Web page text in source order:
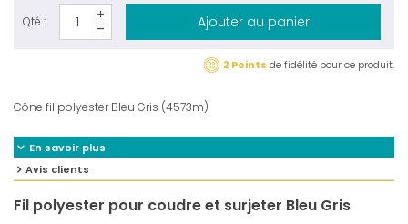
Qté : Ajouter au panier
2 Points de fidélité pour ce produit.
Cône fil polyester Bleu Gris (4573m)
En savoir plus
Avis clients
Fil polyester pour coudre et surjeter Bleu Gris